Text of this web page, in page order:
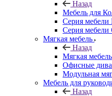
Назад
Мебель для
Серия мебели
Серия мебели
Мягкая мебель
Назад
Мягкая мебель
Офисные
Модульная
Мебель для
Назад